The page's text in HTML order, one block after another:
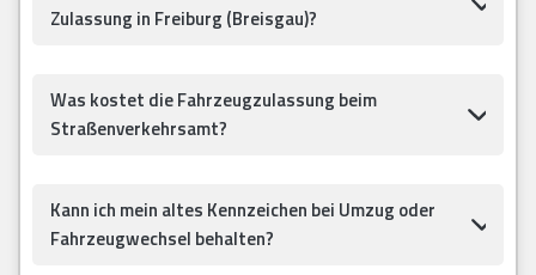
Zulassung in Freiburg (Breisgau)?
Was kostet die Fahrzeugzulassung beim
Straßenverkehrsamt?
Kann ich mein altes Kennzeichen bei Umzug oder
Fahrzeugwechsel behalten?